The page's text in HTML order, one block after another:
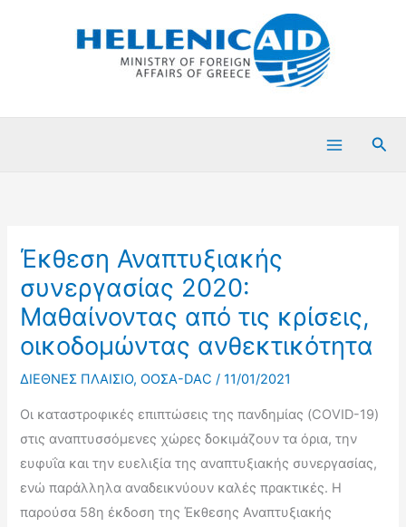
Έκθεση Αναπτυξιακής
συνεργασίας 2020:
Μαθαίνοντας από τις κρίσεις,
οικοδομώντας ανθεκτικότητα
ΔΙΕΘΝΕΣ ΠΛΑΙΣΙΟ,ΟΟΣΑ-DAC /11/01/2021
Οι καταστροφικές επιπτώσεις της πανδημίας (COVID-19)
στις αναπτυσσόμενες χώρες δοκιμάζουν τα όρια, την
ευφυΐα και την ευελιξία της αναπτυξιακής συνεργασίας,
ενώ παράλληλα αναδεικνύουν καλές πρακτικές. Η
παρούσα 58η έκδοση της Έκθεσης Αναπτυξιακής